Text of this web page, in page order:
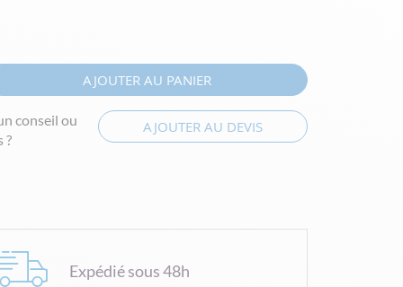
AJOUTER AU PANIER
conseil ou
?
AJOUTER AU DEVIS
Expédié sous 48h